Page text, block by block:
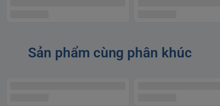
Sản phẩm cùng phân khúc